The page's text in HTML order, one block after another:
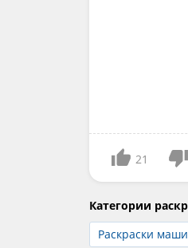
21
Категории
Раскраски